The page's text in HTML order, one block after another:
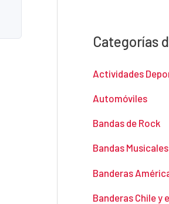
Categorías
Actividades
Automóviles
Bandas de Rock
Bandas Musicales
Banderas
Banderas Chile y